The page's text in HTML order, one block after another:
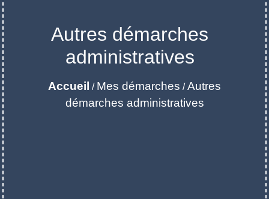
Autres démarches
administratives
Accueil / Mes démarches / Autres
démarches administratives